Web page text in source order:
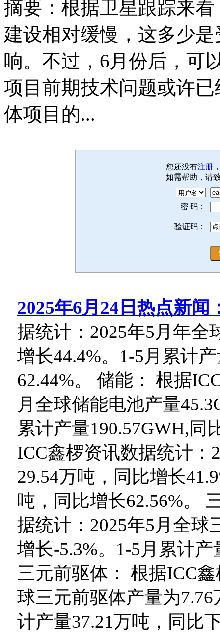
摘要：根据卫星跟踪来
建设相对缓慢，这多少
响。不过，6月份后，可
项目前期技术问题或许
体项目的...
您还没有注册
如需帮助，请
密 码：
验证码：
2025年6月24日热点新闻
据统计：2025年5月年全
增长44.4%。1-5月累计
62.44%。 储能： 根据
月全球储能电池产量
累计产量190.57GWH,同
ICC鑫椤资讯数据统计：
29.54万吨，同比增长
吨，同比增长62.56%。
据统计：2025年5月全球
增长-5.3%。1-5月累计
三元前驱体： 根据ICC
球三元前驱体产量为
计产量37.21万吨，同比